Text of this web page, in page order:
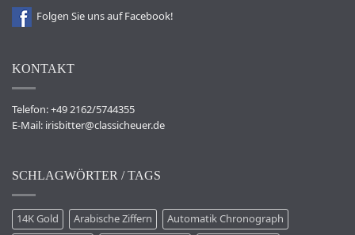
Folgen Sie uns auf Facebook!
KONTAKT
Telefon: +49 2162/5744355
E-Mail: irisbitter@classicheuer.de
SCHLAGWÖRTER / TAGS
14K Gold Arabische Ziffern
Automatik Chronograph